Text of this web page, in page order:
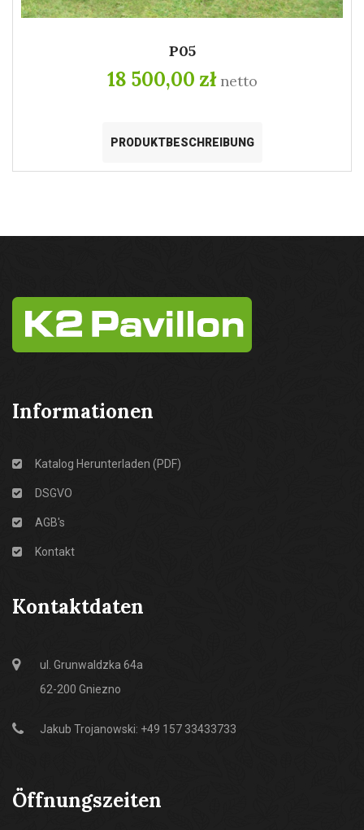
P05
18 500,00 zł netto
PRODUKTBESCHREIBUNG
Informationen
Katalog Herunterladen (PDF)
DSGVO
AGB's
Kontakt
Kontaktdaten
ul. Grunwaldzka 64a
62-200 Gniezno
Jakub Trojanowski: +49 157 33433733
Öffnungszeiten